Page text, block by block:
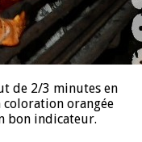
de 2/3 minutes en
orangée
bon indicateur.